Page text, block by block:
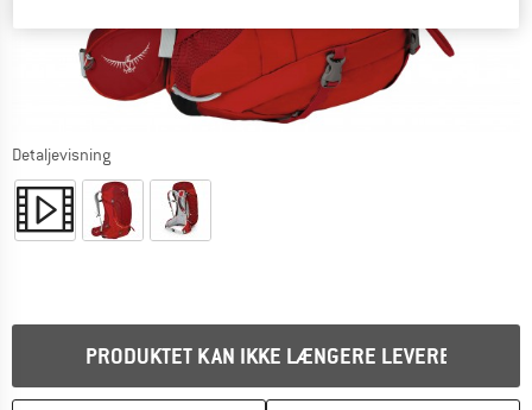
Detaljevisning
PRODUKTET KAN IKKE LÆNGERE LEVERES